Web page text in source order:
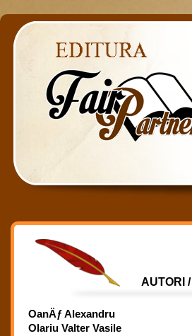
AUTORI /
OanÄƒ Alexandru
Olariu Valter Vasile